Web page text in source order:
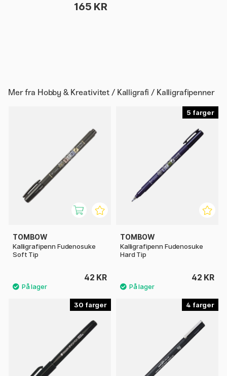
165 KR
Mer fra Hobby & Kreativitet / Kalligrafi / Kalligrafipenner
TOMBOW
Kalligrafipenn Fudenosuke
Soft Tip
42 KR
5
TOMBOW
Kalligrafipenn Fudenosuke
Hard Tip
42 KR
30 4